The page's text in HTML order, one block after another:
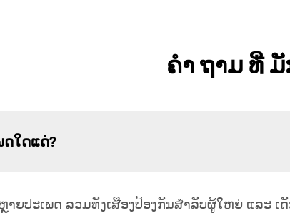
ຄໍາ ຖາມ ທີ່
ດໃດແດ່?
າຍປະເພດ ລວມທັງເສືອງປ້ອງກັນສຳລັບຜູ້ໃຫຍ່ ແລະ